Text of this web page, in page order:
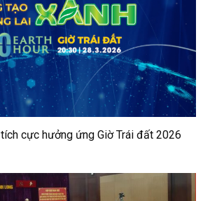
cực hưởng ứng Giờ Trái đất 2026